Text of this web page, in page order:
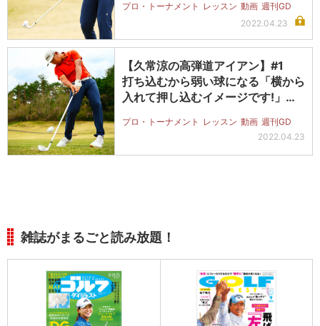
プロ・トーナメント レッスン 動画 週刊GD
2022.04.23
【久常涼の高弾道アイアン】#1
打ち込むから弱い球になる「横から
入れて押し込むイメージです!」
プロ・トーナメント レッスン 動画 週刊GD
2022.04.23
雑誌がまるごと読み放題！